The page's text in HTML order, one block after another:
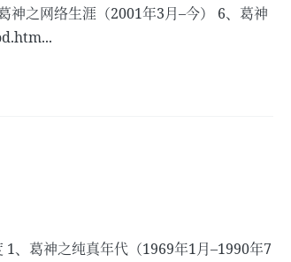
神之网络生涯（2001年3月–今） 6、葛神
、葛神之纯真年代（1969年1月–1990年7